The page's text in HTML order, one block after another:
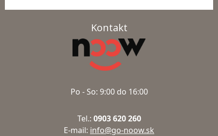
Kontakt
Po - So: 9:00 do 16:00
Tel.: 0903 620 260
E-mail: info@go-noow.sk